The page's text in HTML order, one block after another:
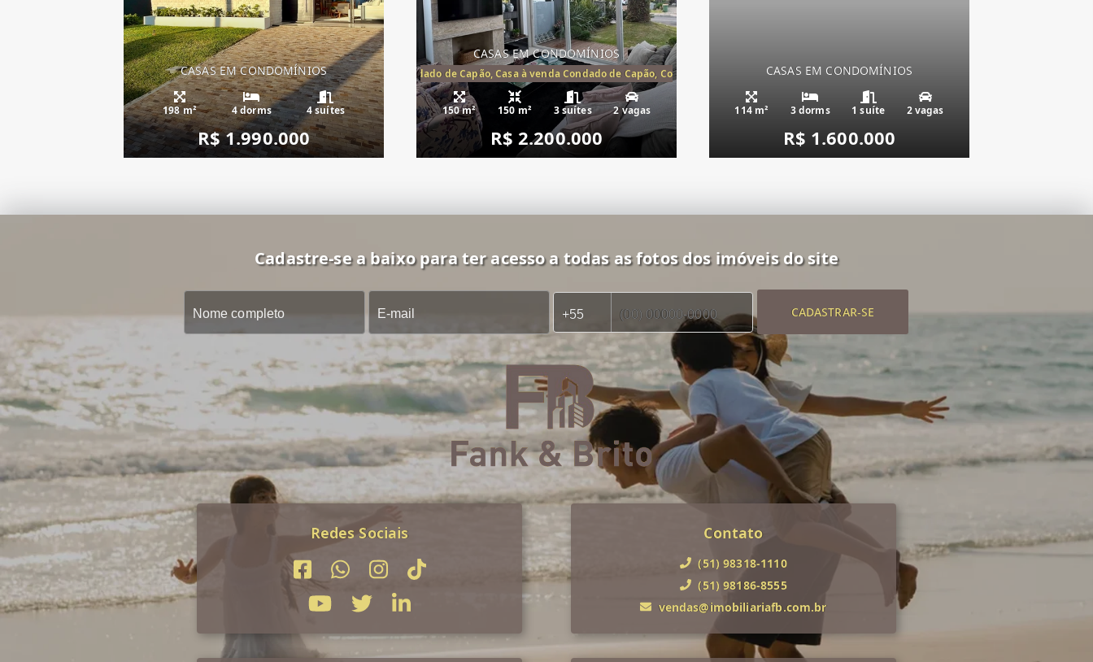
CASAS EM CONDOMÍNIOS
198 m² 4 dorms 4 suítes
R$ 1.990.000
CASAS EM CONDOMÍNIOS
Casa Condado de Capão, Condado de Capão, Casa à venda Condado de Capão, Condomínio Condado de Capão,
150 m² 150 m² 3 suítes 2 vagas
R$ 2.200.000
CASAS EM CONDOMÍNIOS
114 m² 3 dorms 1 suíte 2 vagas
R$ 1.600.000
Cadastre-se a baixo para ter acesso a todas as fotos dos imóveis do site
CADASTRAR-SE
Redes Sociais Contato
(51) 98318-1110
(51) 98186-8555
vendas@imobiliariafb.com.br